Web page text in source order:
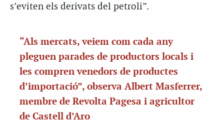
s’eviten els derivats del petroli”.
“Als mercats, veiem com cada any
pleguen parades de productors locals i
les compren venedors de productes
d’importació”, observa Albert Masferrer,
membre de Revolta Pagesa i agricultor
de Castell d’Aro